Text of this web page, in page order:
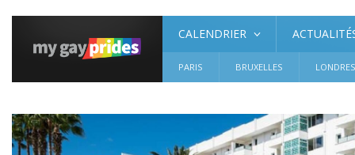
CALENDRIER
PARIS BRUXELLES LONDRES